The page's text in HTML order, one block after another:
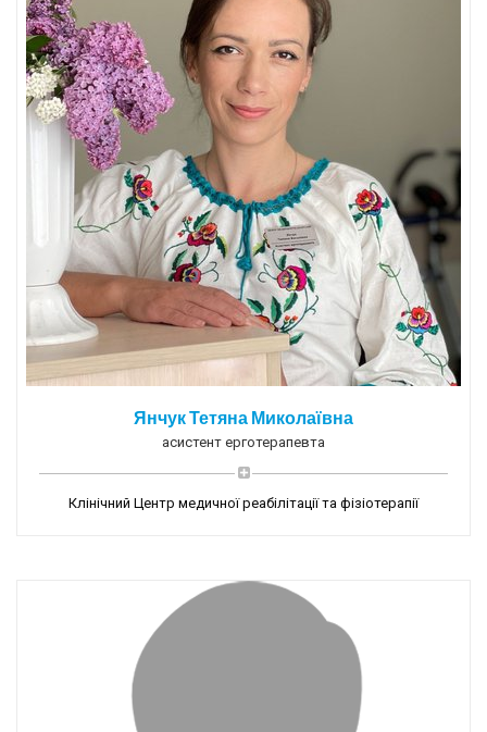
Янчук Тетяна Миколаївна
асистент ерготерапевта
Клінічний Центр медичної реабілітації та фізіотерапії